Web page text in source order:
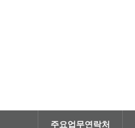
주요업무연락처